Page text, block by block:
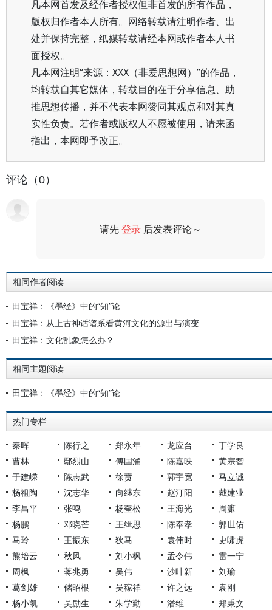
凡本网首发及经作者授权但非首发的所有作品，
版权归作者本人所有。网络转载请注明作者、出
处并保持完整，纸媒转载请经本网或作者本人书
面授权。
凡本网注明“来源：XXX（非爱思想网）”的作品，
均转载自其它媒体，转载目的在于分享信息、助
推思想传播，并不代表本网赞同其观点和对其真
实性负责。若作者或版权人不愿被使用，请来函
指出，本网即予改正。
评论（0）
请先登录 后发表评论～
相同作者阅读
田宝祥：《墨经》中的“知”论
田宝祥：从上古神话谱系看黄河文化的源出与演变
田宝祥：文化乱象怎么办？
相同主题阅读
田宝祥：《墨经》中的“知”论
热门专栏
秦晖 陈行之 郑永年 龙应台
丁学良
曹林
鄢烈山 傅国涌 陈嘉映
黄宗智
于建嵘
陈志武 徐贲 郭宇宽
马立诚
杨祖陶
沈志华 向继东 赵汀阳
戴建业
李昌平
张鸣 杨奎松 王海光
周濂
杨鹏
邓晓芒 王缉思 陈奉孝
郭世佑
马玲
王振东 狄马 袁伟时
史啸虎
熊培云
秋风 刘小枫 孟令伟
雷一宁
周枫
蒋兆勇 吴伟 沙叶新
刘瑜
葛剑雄
储昭根 吴稼祥 许之远
袁刚
杨小凯
吴励生 朱学勤 潘维 郑秉文